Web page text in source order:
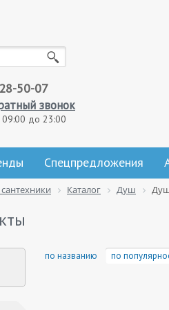
50-07
звонок
до 23:00
Спецпредложения
Каталог Душ
по названию по